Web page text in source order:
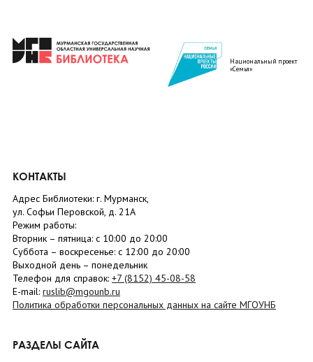
Национальный проект
«Семья»
КОНТАКТЫ
Адрес Библиотеки: г. Мурманск,
ул. Софьи Перовской, д. 21А
Режим работы:
Вторник – пятница: с 10:00 до 20:00
Суббота – воскресенье: c 12:00 до 20:00
Выходной день – понедельник
Телефон для справок: +7 (8152) 45-08-58
E-mail: ruslib@mgounb.ru
Политика обработки персональных данных на сайте МГОУНБ
РАЗДЕЛЫ САЙТА